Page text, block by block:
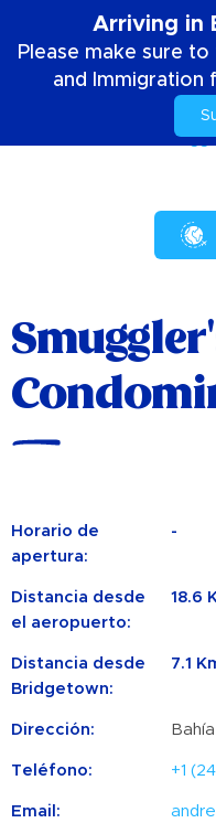
Arriving in
Please make sure
and Immigration
Horario de
apertura:
-
Distancia desde
el aeropuerto:
18.6
Distancia desde
Bridgetown:
7.1
Dirección:
Teléfono: +1
Email: